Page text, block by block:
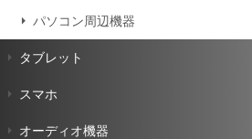
パソコン周辺機器
タブレット
スマホ
オーディオ機器